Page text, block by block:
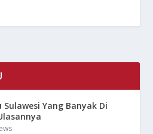
Sulawesi Yang Banyak Di